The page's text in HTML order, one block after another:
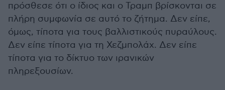
πρόσθεσε ότι ο ίδιος και ο Τραμπ βρίσκονται σε
πλήρη συμφωνία σε αυτό το ζήτημα. Δεν είπε,
όμως, τίποτα για τους βαλλιστικούς πυραύλους.
Δεν είπε τίποτα για τη Χεζμπολάχ. Δεν είπε
τίποτα για το δίκτυο των ιρανικών
πληρεξουσίων.